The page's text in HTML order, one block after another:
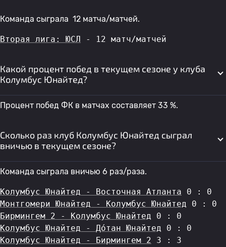
Команда сыграла 12 матча/матчей.
Вторая лига: ЮСЛ - 12 матч/матчей
Какой процент побед в текущем сезоне у клуба
Колумбус Юнайтед?
Процент побед ФК в матчах составляет 33 %.
Сколько раз клуб Колумбус Юнайтед сыграл
вничью в текущем сезоне?
Команда сыграла вничью 6 раз/раза.
Колумбус Юнайтед - Восточная Атланта 0 : 0
Монтгомери Юнайтед - Колумбус Юнайтед 0 : 0
Бирмингем 2 - Колумбус Юнайтед 0 : 0
Колумбус Юнайтед - До́тан Юнайтед 0 : 0
Колумбус Юнайтед - Бирмингем 2 3 : 3